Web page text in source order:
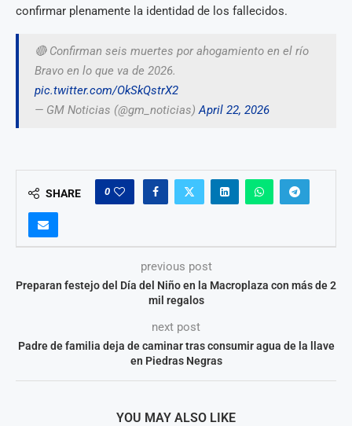
confirmar plenamente la identidad de los fallecidos.
🔴 Confirman seis muertes por ahogamiento en el río
Bravo en lo que va de 2026.
pic.twitter.com/OkSkQstrX2
— GM Noticias (@gm_noticias)April 22, 2026
SHARE 0
previous post
Preparan festejo del Día del Niño en la Macroplaza con más de 2
mil regalos
next post
Padre de familia deja de caminar tras consumir agua de la llave
en Piedras Negras
YOU MAY ALSO LIKE